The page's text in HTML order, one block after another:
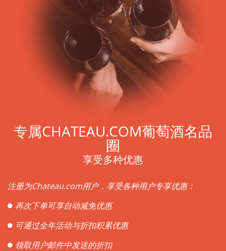
专属CHATEAU.COM葡萄酒名品
圈
享受多种优惠
注册为Chateau.com用户，享受各种用户专享优惠：
再次下单可享自动减免优惠
可通过全年活动与折扣积累优惠
领取用户邮件中发送的折扣